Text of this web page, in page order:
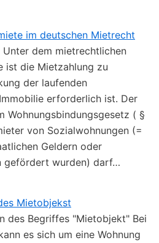
im deutschen Mietrecht
dem mietrechtlichen
ist die Mietzahlung zu
der laufenden
erforderlich ist. Der
Wohnungsbindungsgesetz ( §
von Sozialwohnungen (=
Geldern oder
gefördert wurden) darf…
Mietobjekst
des Begriffes "Mietobjekt" Bei
es sich um eine Wohnung